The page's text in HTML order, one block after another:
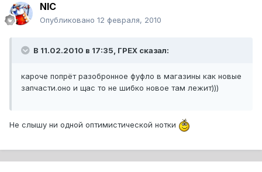
NIC
Опубликовано 12 февраля, 2010
В 11.02.2010 в 17:35, ГРЕХ сказал:
кароче попрёт разобронное фуфло в магазины как новые
запчасти.оно и щас то не шибко новое там лежит)))
Не слышу ни одной оптимистической нотки